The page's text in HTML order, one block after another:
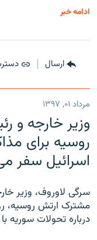
ادامه خبر
ارسال
مرداد ۰۱, ۱۳۹۷
وزیر خارجه و
روسیه برای
اسرائیل سفر
سرگی لاوروف، وزیر
مشترک ارتش روسیه،
درباره تحولات سوریه